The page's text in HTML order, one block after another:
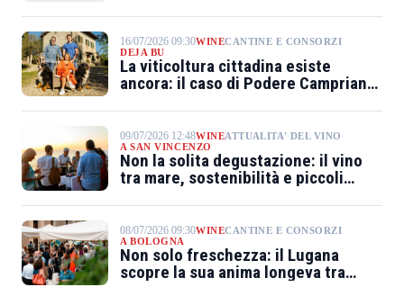
16/07/2026 09:30WINECANTINE E CONSORZI
DEJA BU
La viticoltura cittadina esiste
ancora: il caso di Podere Campriano
09/07/2026 12:48WINEATTUALITA' DEL VINO
A SAN VINCENZO
Non la solita degustazione: il vino
tra mare, sostenibilità e piccoli
08/07/2026 09:30WINECANTINE E CONSORZI
A BOLOGNA
Non solo freschezza: il Lugana
scopre la sua anima longeva tra